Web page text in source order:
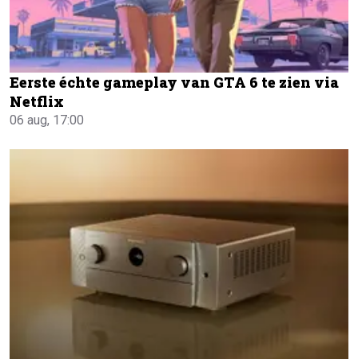
Eerste échte gameplay van GTA 6 te zien via
Netflix
06 aug, 17:00